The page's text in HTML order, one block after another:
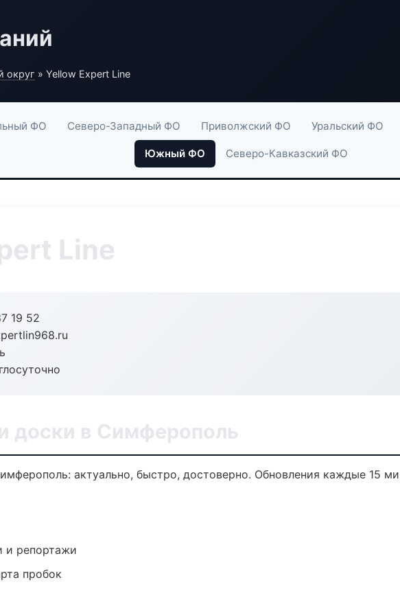
округ » Yellow Expert Line
ФО Северо-Западный ФО Приволжский ФО Уральский ФО
Южный ФО Северо-Кавказский ФО
Line
19 52
доски в Симферополь
актуально, быстро, достоверно. Обновления каждые 15
и репортажи
пробок